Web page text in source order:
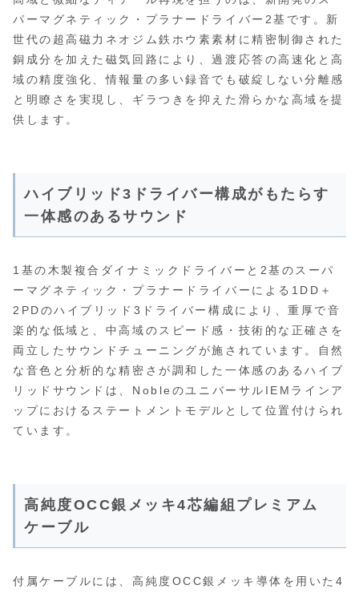
パーマグネティック・プラナードライバー2基です。新
世代の超高磁力ネオジム鉄ホウ素素材に精密制御された
銅成分を加えた磁気回路により、過渡応答の高速化と高
域の精度強化、情報量の多い録音でも破綻しない分離感
と明瞭さを実現し、ギラつきを抑えた滑らかな高域を提
供します。
ハイブリッド3ドライバー構成がもたらす
一体感のあるサウンド
1基の木製複合ダイナミックドライバーと2基のスーパ
ーマグネティック・プラナードライバーによる1DD＋
2PDのハイブリッド3ドライバー構成により、重厚で音
楽的な低域と、中高域のスピード感・技術的な正確さを
両立したサウンドチューニングが施されています。自然
な音色と分析的な精密さが調和した一体感のあるハイブ
リッドサウンドは、NobleのユニバーサルIEMラインア
ップにおけるステートメントモデルとして位置付けられ
ています。
高純度OCC銀メッキ4芯編組プレミアム
ケーブル
付属ケーブルには、高純度OCC銀メッキ導体を用いた4